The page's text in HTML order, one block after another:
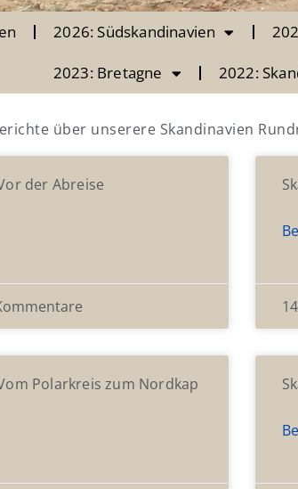
2026: Südskandinavien
2023: Bretagne
2022:
über unserere Skandinavien
der Abreise
Polarkreis zum Nordkap